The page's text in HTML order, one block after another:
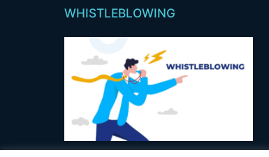
WHISTLEBLOWING